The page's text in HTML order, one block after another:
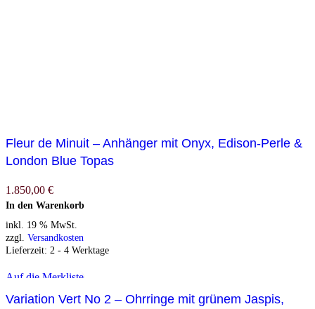
Fleur de Minuit – Anhänger mit Onyx, Edison-Perle &
London Blue Topas
1.850,00 €
In den Warenkorb
inkl. 19 % MwSt.
zzgl. Versandkosten
Lieferzeit: 2 - 4 Werktage
Auf die Merkliste
Variation Vert No 2 – Ohrringe mit grünem Jaspis,